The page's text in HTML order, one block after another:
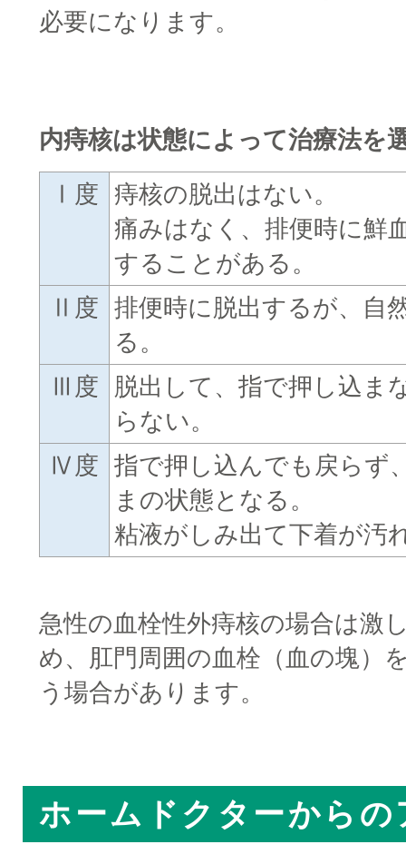
必要になります。
内痔核は状態によって治療法を
Ⅰ度
痔核の脱出はない。
痛みはなく、排便時に鮮
することがある。
Ⅱ度
排便時に脱出するが、自
る。
Ⅲ度
脱出して、指で押し込ま
らない。
Ⅳ度
指で押し込んでも戻らず
まの状態となる。
粘液がしみ出て下着が汚
急性の血栓性外痔核の場合は激
め、肛門周囲の血栓（血の塊）
う場合があります。
ホームドクターから